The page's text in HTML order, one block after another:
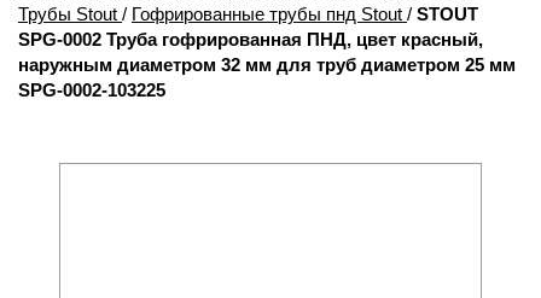
Трубы Stout / Гофрированные трубы пнд Stout / STOUT
SPG-0002 Труба гофрированная ПНД, цвет красный,
наружным диаметром 32 мм для труб диаметром 25 мм
SPG-0002-103225